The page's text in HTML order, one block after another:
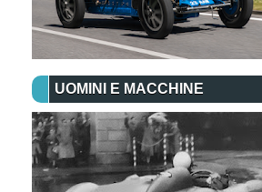
UOMINI E MACCHINE